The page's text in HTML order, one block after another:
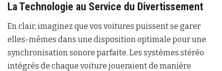
La Technologie au Service du Divertissement
En clair, imaginez que vos voitures puissent se garer
elles-mêmes dans une disposition optimale pour une
synchronisation sonore parfaite. Les systèmes stéréo
intégrés de chaque voiture joueraient de manière